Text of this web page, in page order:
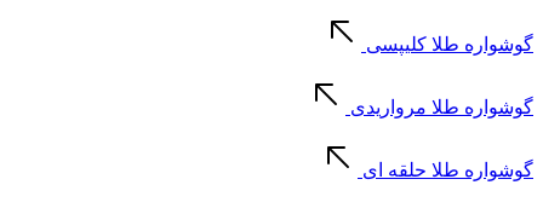
گوشواره طلا کلیپسی
گوشواره طلا مرواریدی
گوشواره طلا حلقه ای